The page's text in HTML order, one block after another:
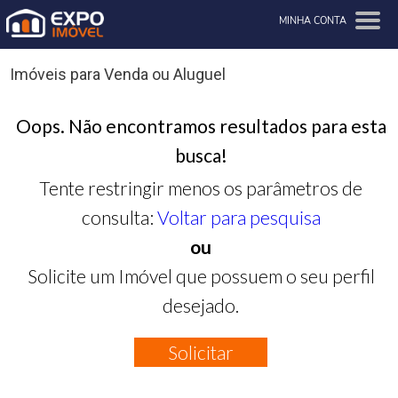
MINHA CONTA
Imóveis para Venda ou Aluguel
Oops. Não encontramos resultados para esta
busca!
Tente restringir menos os parâmetros de
consulta: Voltar para pesquisa
ou
Solicite um Imóvel que possuem o seu perfil
desejado.
Solicitar